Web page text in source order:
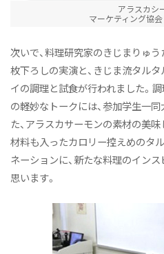
アラスカシ
マーケティング協
次いで、料理研究家のきじまりゅ
枚下ろしの実演と、きじま流タル
イの調理と試食が行われました。
の軽妙なトークには、参加学生一
た、アラスカサーモンの素材の美
材料も入ったカロリー控えめのタ
ネーションに、新たな料理のイン
思います。